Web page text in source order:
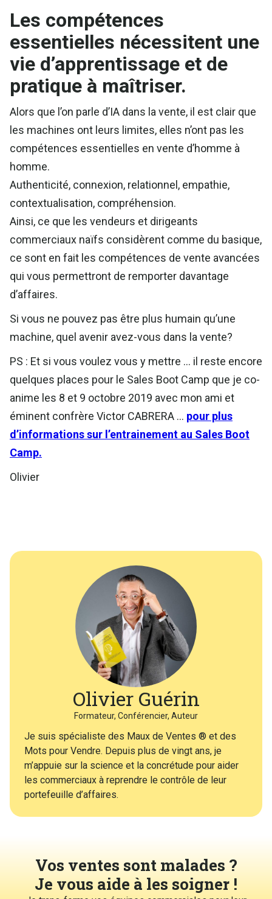
Les compétences
essentielles nécessitent une
vie d’apprentissage et de
pratique à maîtriser.
Alors que l’on parle d’IA dans la vente, il est clair que
les machines ont leurs limites, elles n’ont pas les
compétences essentielles en vente d’homme à
homme.
Authenticité, connexion, relationnel, empathie,
contextualisation, compréhension.
Ainsi, ce que les vendeurs et dirigeants
commerciaux naïfs considèrent comme du basique,
ce sont en fait les compétences de vente avancées
qui vous permettront de remporter davantage
d’affaires.
Si vous ne pouvez pas être plus humain qu’une
machine, quel avenir avez-vous dans la vente?
PS : Et si vous voulez vous y mettre … il reste encore
quelques places pour le Sales Boot Camp que je co-
anime les 8 et 9 octobre 2019 avec mon ami et
éminent confrère Victor CABRERA … pour plus
d’informations sur l’entrainement au Sales Boot
Camp.
Olivier
Olivier Guérin
Formateur, Conférencier, Auteur
Je suis spécialiste des Maux de Ventes ® et des
Mots pour Vendre. Depuis plus de vingt ans, je
m’appuie sur la science et la concrétude pour aider
les commerciaux à reprendre le contrôle de leur
portefeuille d’affaires.
Vos ventes sont malades ?
Je vous aide à les soigner !